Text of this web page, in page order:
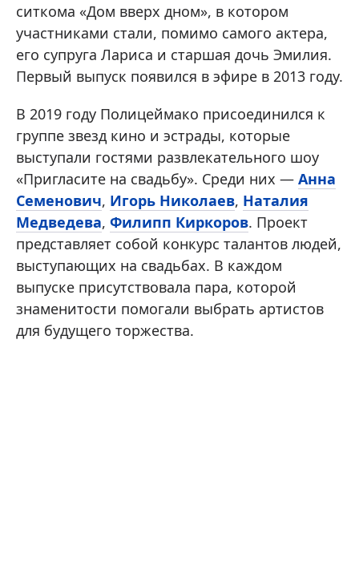
ситкома «Дом вверх дном», в котором
участниками стали, помимо самого актера,
его супруга Лариса и старшая дочь Эмилия.
Первый выпуск появился в эфире в 2013 году.
В 2019 году Полицеймако присоединился к
группе звезд кино и эстрады, которые
выступали гостями развлекательного шоу
«Пригласите на свадьбу». Среди них — Анна
Семенович, Игорь Николаев, Наталия
Медведева, Филипп Киркоров. Проект
представляет собой конкурс талантов людей,
выступающих на свадьбах. В каждом
выпуске присутствовала пара, которой
знаменитости помогали выбрать артистов
для будущего торжества.